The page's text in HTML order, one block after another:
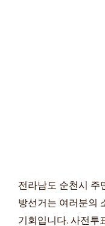
전라남도 순천시 주
방선거는 여러분의
기회입니다. 사전투